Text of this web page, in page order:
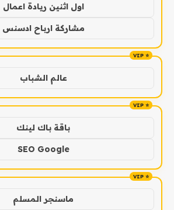
اول اثنين ريادة اعمال
مشاركة ارباح ادسنس
عالم الشباب
باقة باك لينك
SEO Google
ماسنجر المسلم